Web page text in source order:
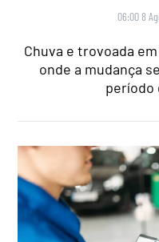
06:00 8
Chuva e trovoada
onde a mudança
período